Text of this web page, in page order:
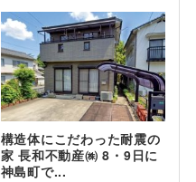
構造体にこだわった耐震の
家 長和不動産㈱ 8・9日に
神島町で...